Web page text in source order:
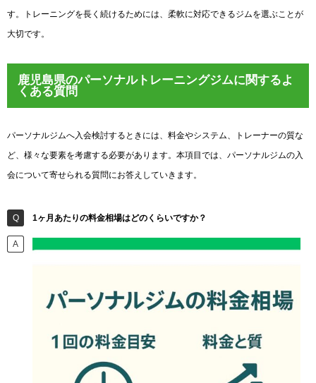
す。トレーニングを長く続けるためには、柔軟に対応できるジムを選ぶことが
大切です。
鹿児島県のパーソナルトレーニングジムに関するよ
くある質問
パーソナルジムへ入会検討するときには、料金やシステム、トレーナーの質な
ど、様々な要素を考慮する必要があります。本項目では、パーソナルジムの入
会について寄せられる質問にお答えしていきます。
1ヶ月あたりの料金相場はどのくらいですか？